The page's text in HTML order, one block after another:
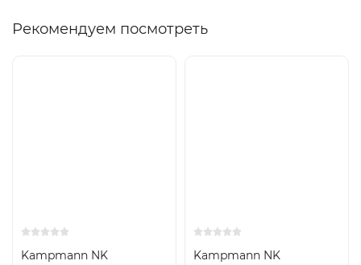
Рекомендуем посмотреть
Kampmann NK
Kampmann NK